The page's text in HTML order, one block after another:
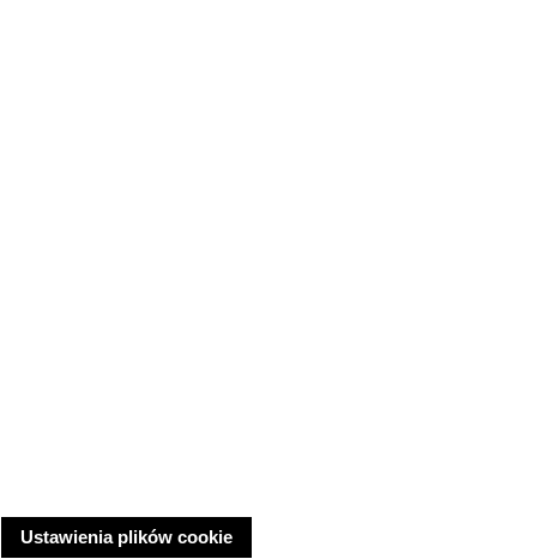
Ustawienia plików cookie